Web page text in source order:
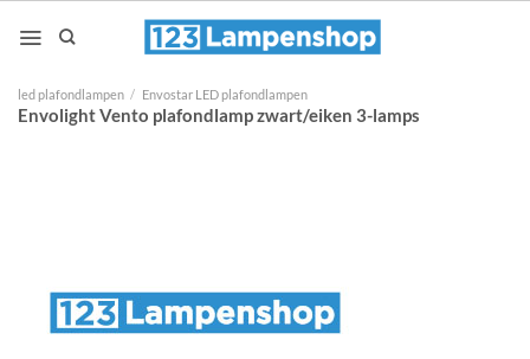
naar
led plafondlampen / Envostar LED plafondlampen
Envolight Vento plafondlamp zwart/eiken 3-lamps